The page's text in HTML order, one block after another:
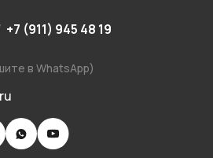
+7 (911) 945 48 19
в WhatsApp)